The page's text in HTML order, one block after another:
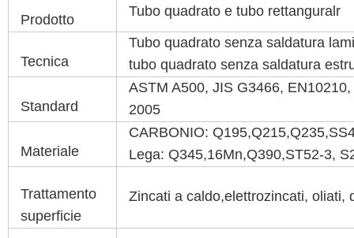
Prodotto
Tubo quadrato e tubo rettanguralr
Tecnica
Tubo quadrato senza saldatura
tubo quadrato senza saldatura
Standard
ASTM A500, JIS G3466,
2005
Materiale
CARBONIO:
Lega: Q345,16Mn,Q390,ST52-3,
Trattamento
superficie
Zincati a caldo,elettrozincati, oliati,